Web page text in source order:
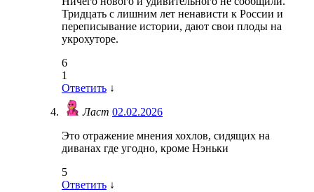
Тридцать с лишним лет ненависти к России и
переписывание истории, дают свои плоды на
укрохуторе.
6
1
Ответить ↓
Ласт 02.02.2026
Это отражение мнения хохлов, сидящих на
диванах где угодно, кроме Нэньки
5
Ответить ↓